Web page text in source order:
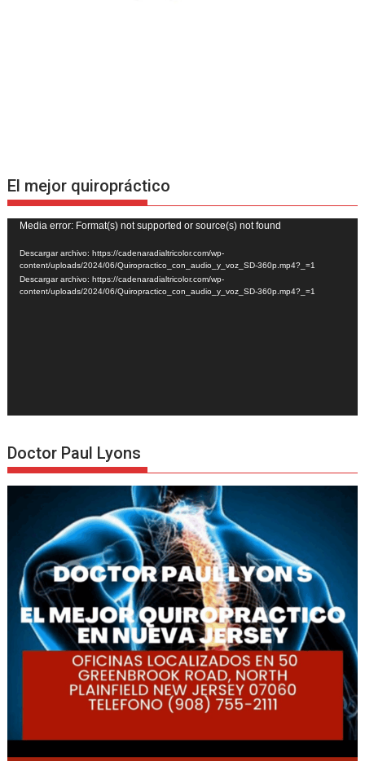
El mejor quiropráctico
Reproductor
de
vídeo
Media error: Format(s) not supported or source(s) not found
Descargar archivo: https://cadenaradialtricolor.com/wp-
content/uploads/2024/06/Quiropractico_con_audio_y_voz_SD-360p.mp4?_=1
Descargar archivo: https://cadenaradialtricolor.com/wp-
content/uploads/2024/06/Quiropractico_con_audio_y_voz_SD-360p.mp4?_=1
Doctor Paul Lyons